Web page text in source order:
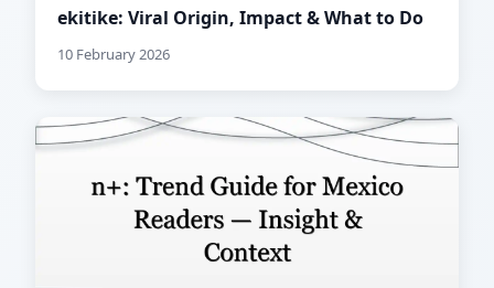
ekitike: Viral Origin, Impact & What to Do
10 February 2026